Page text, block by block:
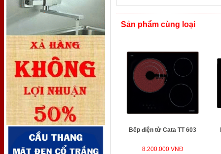
Sản phẩm cùng loại
Bếp điện từ Cata TT 603
8.200.000 VNĐ